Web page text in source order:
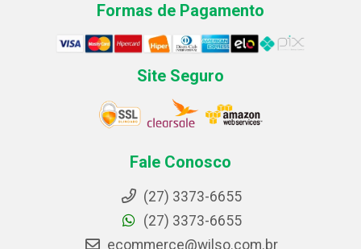
Formas de Pagamento
Site Seguro
Fale Conosco
(27) 3373-6655
(27) 3373-6655
ecommerce@wilso.com.br